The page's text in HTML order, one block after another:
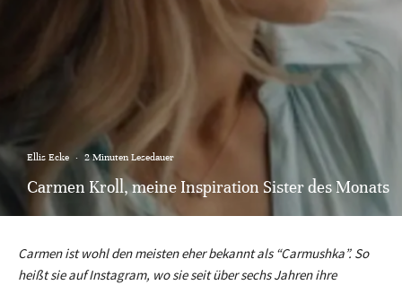
Ellis Ecke · 2 Minuten Lesedauer
Carmen Kroll, meine Inspiration Sister des Monats
Carmen ist wohl den meisten eher bekannt als “Carmushka”. So
heißt sie auf Instagram, wo sie seit über sechs Jahren ihre